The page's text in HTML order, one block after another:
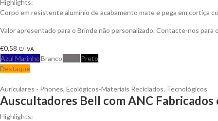
Highlights:
Corpo em resistente alumínio de acabamento mate e pega em cortiça
Valor apresentado para o Brinde não personalizado. Contacte-nos
€0,58 C/ IVA
Azul MarinhoBranco
Preto
Destaque
Auriculares - Phones, Ecológicos-Materiais Reciclados, Tecnológicos
Auscultadores Bell com ANC
Highlights: